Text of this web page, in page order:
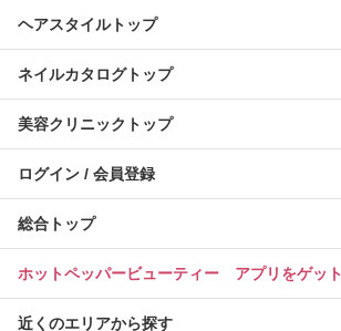
ヘアスタイルトップ
ネイルカタログトップ
美容クリニックトップ
ログイン / 会員登録
総合トップ
ホットペッパービューティー アプリをゲット
近くのエリアから探す